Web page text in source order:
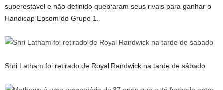
superestável e não definido quebraram seus rivais para ganhar o
Handicap Epsom do Grupo 1.
Shri Latham foi retirado de Royal Randwick na tarde de sábado